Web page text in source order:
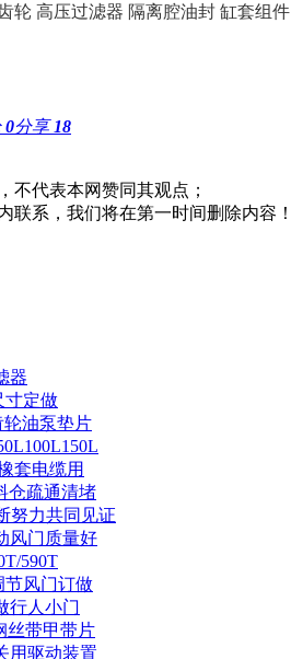
轮 高压过滤器 隔离腔油封 缸套组件
0分享 18
不代表本网赞同其观点；
联系，我们将在第一时间删除内容！
器
寸定做
轮油泵垫片
套电缆用
仓疏通清堵
努力共同见证
风门质量好
590T
节风门订做
行人小门
丝带甲带片
用驱动装置